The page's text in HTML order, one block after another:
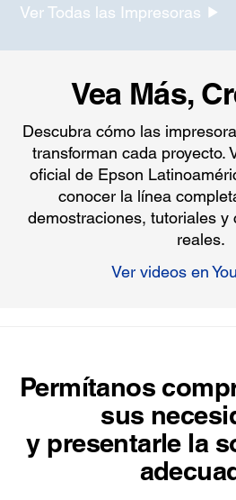
Ver Todas las Impresoras
Vea Más,
Descubra cómo las
transforman cada proyecto.
oficial de Epson
conocer la línea
demostraciones, tutoriales y
reales.
Ver videos en
Permítanos
sus
y presentarle la